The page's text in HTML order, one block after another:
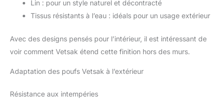
Lin : pour un style naturel et décontracté
Tissus résistants à l’eau : idéals pour un usage extérieur
Avec des designs pensés pour l’intérieur, il est intéressant de
voir comment Vetsak étend cette finition hors des murs.
Adaptation des poufs Vetsak à l’extérieur
Résistance aux intempéries